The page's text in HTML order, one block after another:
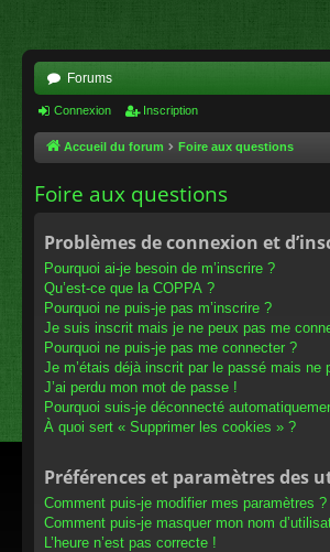
Forums
Connexion Inscription
Accueil du forum Foire aux questions
Foire aux questions
Problèmes de connexion et
Pourquoi ai-je besoin de m’inscrire ?
Qu’est-ce que la COPPA ?
Pourquoi ne puis-je pas m’inscrire ?
Je suis inscrit mais je ne peux pas me
Pourquoi ne puis-je pas me connecter ?
Je m’étais déjà inscrit par le passé mais
J’ai perdu mon mot de passe !
Pourquoi suis-je déconnecté
À quoi sert « Supprimer les cookies » ?
Préférences et paramètres des
Comment puis-je modifier mes paramètres ?
Comment puis-je masquer mon nom
L’heure n’est pas correcte !